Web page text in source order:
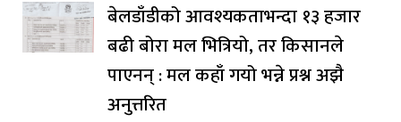
बेलडाँडीको आवश्यकताभन्दा १३ हजार
बढी बोरा मल भित्रियो, तर किसानले
पाएनन् : मल कहाँ गयो भन्ने प्रश्न अझै
अनुत्तरित